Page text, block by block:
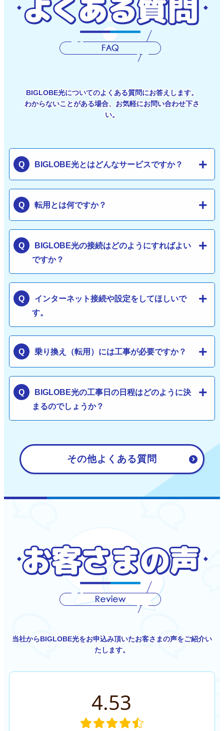
BIGLOBE光についてのよくある質問にお答えします。
わからないことがある場合、お気軽にお問い合わせ下さ
い。
BIGLOBE光とはどんなサービスですか？
転用とは何ですか？
BIGLOBE光の接続はどのようにすればよい
ですか？
インターネット接続や設定をしてほしいで
す。
乗り換え（転用）には工事が必要ですか？
BIGLOBE光の工事日の日程はどのように決
まるのでしょうか？
その他よくある質問
当社からBIGLOBE光をお申込み頂いたお客さまの声をご紹介い
たします。
4.53